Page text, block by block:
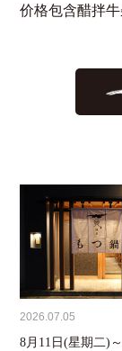
价格包含醋拌
2026.07.05
8月11日(星期二)